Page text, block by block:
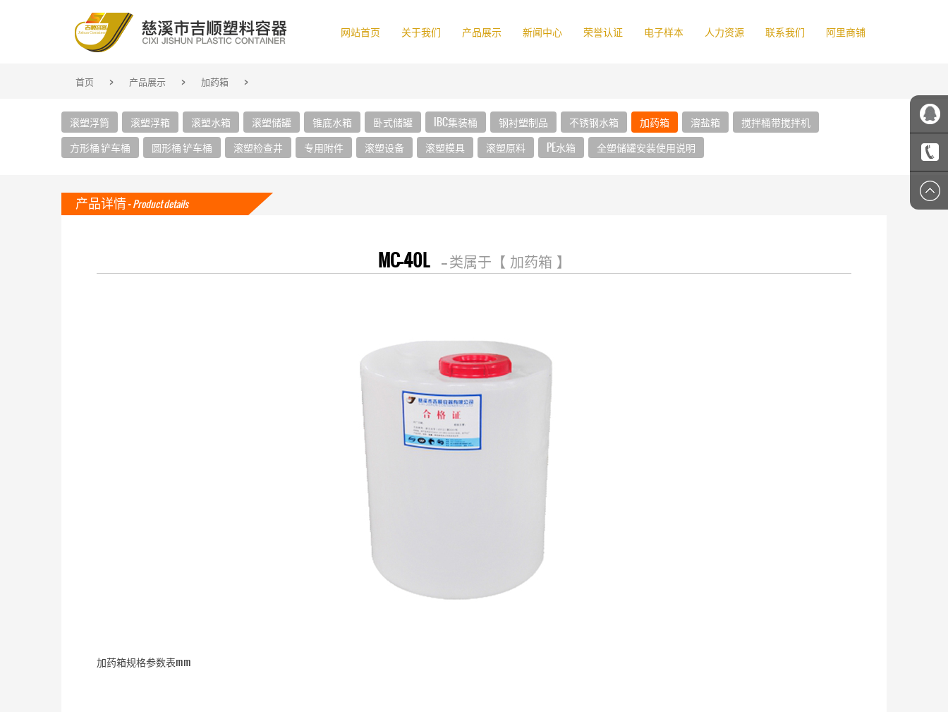
网站首页 关于我们 产品展示 新闻中心 荣誉认证 电子样本 人力资源 联系我们 阿里商铺
首页 > 产品展示 > 加药箱 >
滚塑浮筒 滚塑浮箱 滚塑水箱 滚塑储罐 锥底水箱 卧式储罐 IBC集装桶 钢衬塑制品 不锈钢水箱 加药箱 溶盐箱
搅拌桶带搅拌机
方形桶 铲车桶
圆形桶 铲车桶 滚塑检查井 专用附件 滚塑设备 滚塑模具 滚塑原料 PE水箱 全塑储罐安装使用说明
产品详情 -Product details
MC-40L -- 类属于【 加药箱 】
加药箱规格参数表mm
吉顺客